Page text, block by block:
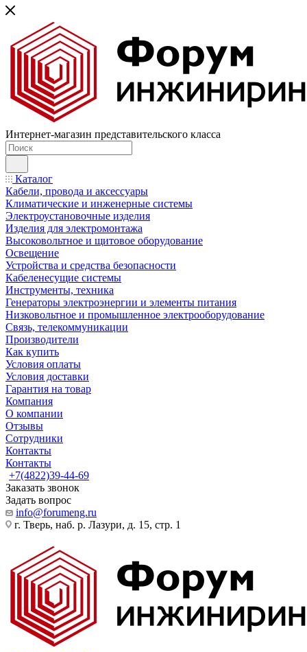
Интернет-магазин представительского класса
Каталог
Кабели, провода и аксессуары
Климатические и инженерные системы
Электроустановочные изделия
Изделия для электромонтажа
Высоковольтное и щитовое оборудование
Освещение
Устройства и средства безопасности
Кабеленесущие системы
Инструменты, техника
Генераторы электроэнергии и элементы питания
Низковольтное и промышленное электрооборудование
Связь, телекоммуникации
Производители
Как купить
Условия оплаты
Условия доставки
Гарантия на товар
Компания
О компании
Отзывы
Сотрудники
Контакты
Контакты
+7(4822)39-44-69
Заказать звонок
Задать вопрос
info@forumeng.ru
г. Тверь, наб. р. Лазури, д. 15, стр. 1